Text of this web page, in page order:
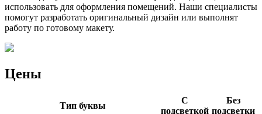
использовать для оформления помещений. Наши специалисты
помогут разработать оригинальный дизайн или выполнят
работу по готовому макету.
Цены
Тип буквы
С
подсветкой
Без
подсветки